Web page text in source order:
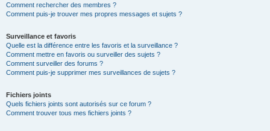
Comment rechercher des membres ?
Comment puis-je trouver mes propres messages et sujets ?
Surveillance et favoris
Quelle est la différence entre les favoris et la surveillance ?
Comment mettre en favoris ou surveiller des sujets ?
Comment surveiller des forums ?
Comment puis-je supprimer mes surveillances de sujets ?
Fichiers joints
Quels fichiers joints sont autorisés sur ce forum ?
Comment trouver tous mes fichiers joints ?